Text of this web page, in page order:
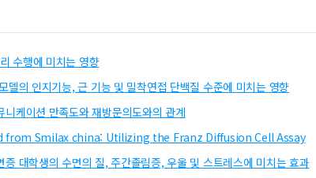
수행에 미치는 영향
델의 인지기능, 근 기능 및 밀착연접 단백질 수준에 미치는 영향
케이션 만족도와 재방문의도와의 관계
Smilax china: Utilizing the Franz Diffusion Cell Assay
대학생의 수면의 질, 주간졸림증, 우울 및 스트레스에 미치는 효과